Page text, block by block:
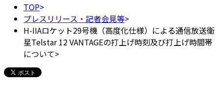
TOP>
プレスリリース・記者会見等>
H-IIAロケット29号機（高度化仕様）による通信放送衛
星Telstar 12 VANTAGEの打上げ時刻及び打上げ時間帯
について>